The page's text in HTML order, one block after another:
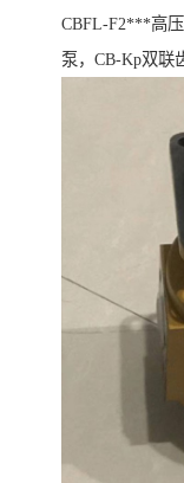
CBFL-F2***高
泵，CB-Kp双联